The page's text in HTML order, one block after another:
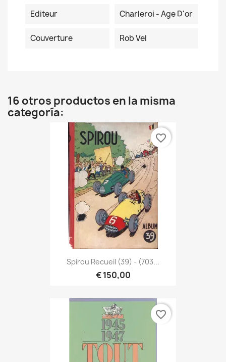
Editeur Charleroi - Age D'or
Couverture Rob Vel
16 otros productos en la misma
categoría:
Spirou Recueil (39) - (703...
€ 150,00
favorite_border
favorite_border